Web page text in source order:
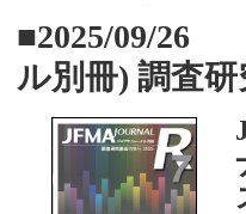
■2025/09/26
ル別冊) 調査